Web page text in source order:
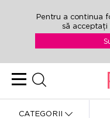
Pentru a continua
să acceptați
CATEGORII